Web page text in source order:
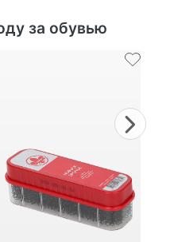
за обувью